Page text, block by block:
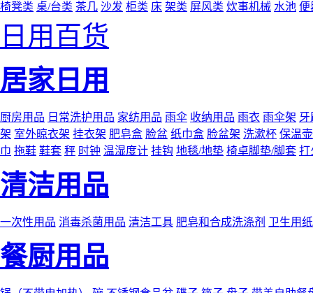
椅凳类 桌/台类 茶几 沙发 柜类 床 架类 屏风类 炊事机械 水池 便
日用百货
居家日用
厨房用品 日常洗护用品 家纺用品 雨伞 收纳用品 雨衣 雨伞架 牙
架 室外晾衣架 挂衣架 肥皂盒 脸盆 纸巾盒 脸盆架 洗漱杯 保温
巾 拖鞋 鞋套 秤 时钟 温湿度计 挂钩 地毯/地垫 椅卓脚垫/脚套 打
清洁用品
一次性用品 消毒杀菌用品 清洁工具 肥皂和合成洗涤剂 卫生用
餐厨用品